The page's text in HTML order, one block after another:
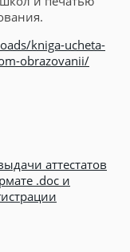
kniga-ucheta-
obrazovanii/
аттестатов
.doc и